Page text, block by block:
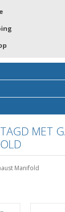
MET
Manifold